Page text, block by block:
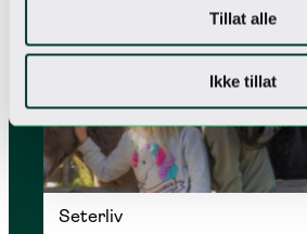
Tillat alle
Ikke tillat
Seterliv